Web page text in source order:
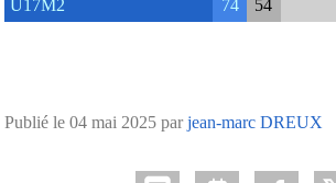
U17M2 74 54
Publié le 04 mai 2025 parjean-marc DREUX